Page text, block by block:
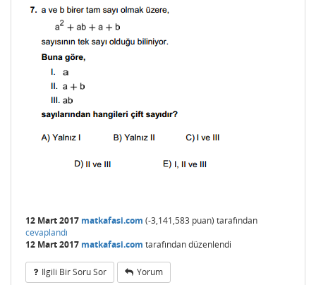
12 Mart 2017 matkafasi.com (-3,141,583 puan) tarafından
cevaplandı
12 Mart 2017 matkafasi.com tarafındandüzenlendi
Ilgili Bir Soru Sor Yorum